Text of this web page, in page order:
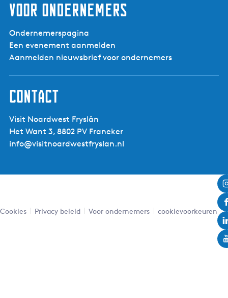
Powered by Esri | Esri, HERE, Garmin, USGS, Intermap, INCREMENT P, NRCAN, Esri Japan, METI,
Voor ondernemers
Ondernemerspagina
Een evenement aanmelden
Aanmelden nieuwsbrief voor ondernemers
Contact
Visit Noardwest Fryslân
Het Want 3, 8802 PV Franeker
info@visitnoardwestfryslan.nl
Cookies Privacy beleid Voor ondernemers cookievoorkeuren